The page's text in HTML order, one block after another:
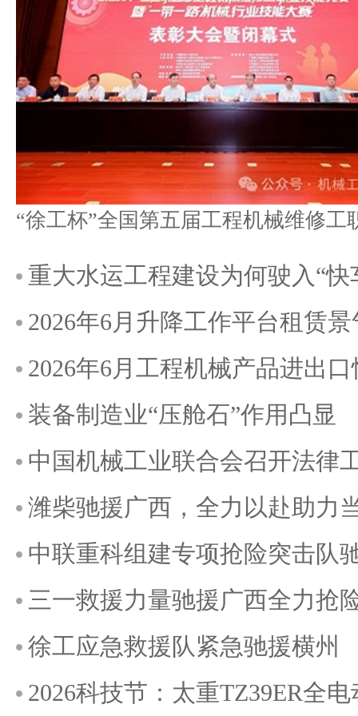
重大水运工程建设为何驶入“快
2026年6月升降工作平台租赁
2026年6月工程机械产品进出
装备制造业“压舱石”作用凸显
中国机械工业联合会召开法律
潍柴驰援广西，全力以赴助力
中联重科组建专项抢险突击队
三一救援力量驰援广西全力抢
徐工应急救援队紧急驰援横州
2026科技节：太重TZ39ER全